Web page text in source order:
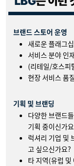
브랜드 스토어 운영
새로운 플래그
서비스 분야 인
(리테일/호스피
현장 서비스 품
기획 및 브랜딩
다양한 브랜드
기획 중이신가
럭셔리 기업 및
고 싶으신가요?
타 지역(유럽